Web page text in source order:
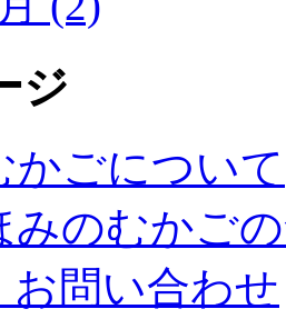
ジ
かごについて
みのむかご
お問い合わせ